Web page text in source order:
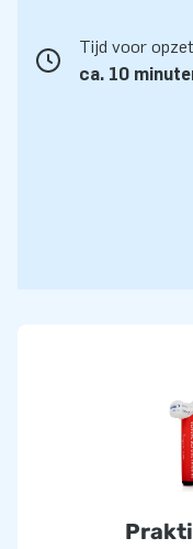
Tijd voor
ca. 10